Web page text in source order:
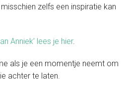
zelfs een inspiratie kan
Anniek’ lees je hier.
als je een momentje neemt om
achter te laten.